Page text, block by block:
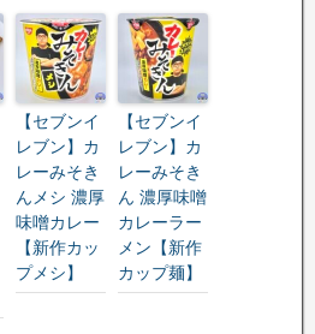
【セブンイ
レブン】カ
レーみそき
んメシ 濃厚
味噌カレー
【新作カッ
プメシ】
【セブンイ
レブン】カ
レーみそき
ん 濃厚味噌
カレーラー
メン【新作
カップ麺】